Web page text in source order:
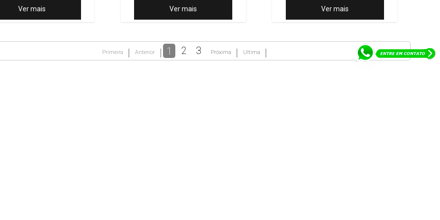
Ver mais Ver mais Ver mais
Primeira Anterior 1 2 3 Próxima Ultima